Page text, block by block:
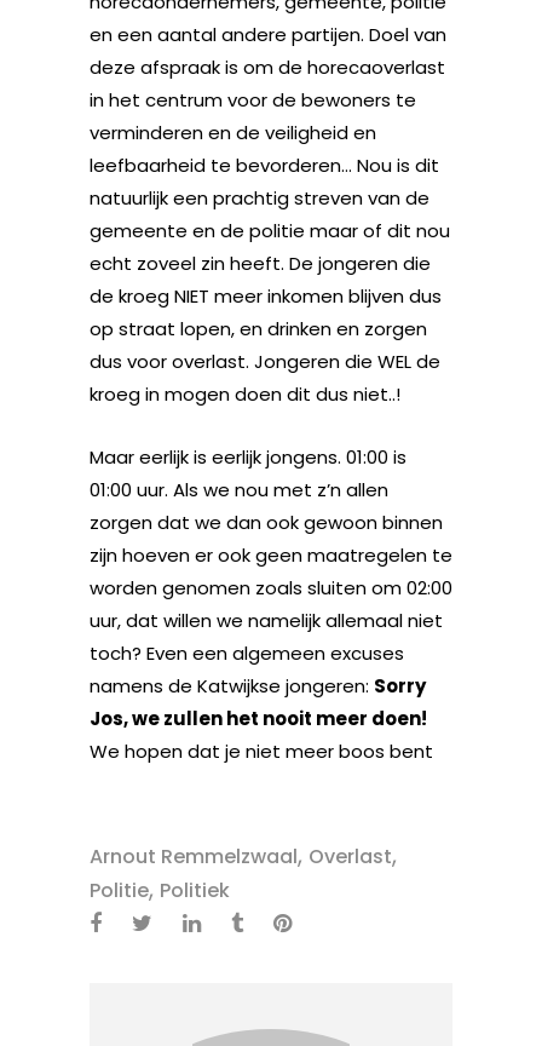
en een aantal andere partijen. Doel van
deze afspraak is om de horecaoverlast
in het centrum voor de bewoners te
verminderen en de veiligheid en
leefbaarheid te bevorderen… Nou is dit
natuurlijk een prachtig streven van de
gemeente en de politie maar of dit nou
echt zoveel zin heeft. De jongeren die
de kroeg NIET meer inkomen blijven dus
op straat lopen, en drinken en zorgen
dus voor overlast. Jongeren die WEL de
kroeg in mogen doen dit dus niet..!
Maar eerlijk is eerlijk jongens. 01:00 is
01:00 uur. Als we nou met z’n allen
zorgen dat we dan ook gewoon binnen
zijn hoeven er ook geen maatregelen te
worden genomen zoals sluiten om 02:00
uur, dat willen we namelijk allemaal niet
toch? Even een algemeen excuses
namens de Katwijkse jongeren: Sorry
Jos, we zullen het nooit meer doen!
We hopen dat je niet meer boos bent
Arnout Remmelzwaal, Overlast,
Politie, Politiek